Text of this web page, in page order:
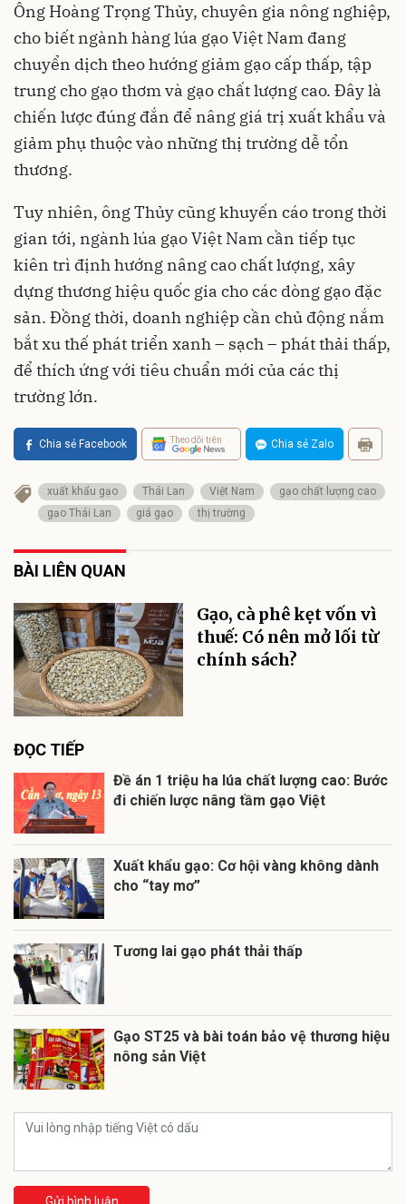
Ông Hoàng Trọng Thủy, chuyên gia nông nghiệp,
cho biết ngành hàng lúa gạo Việt Nam đang
chuyển dịch theo hướng giảm gạo cấp thấp, tập
trung cho gạo thơm và gạo chất lượng cao. Đây là
chiến lược đúng đắn để nâng giá trị xuất khẩu và
giảm phụ thuộc vào những thị trường dễ tổn
thương.
Tuy nhiên, ông Thủy cũng khuyến cáo trong thời
gian tới, ngành lúa gạo Việt Nam cần tiếp tục
kiên trì định hướng nâng cao chất lượng, xây
dựng thương hiệu quốc gia cho các dòng gạo đặc
sản. Đồng thời, doanh nghiệp cần chủ động nắm
bắt xu thế phát triển xanh – sạch – phát thải thấp,
để thích ứng với tiêu chuẩn mới của các thị
trường lớn.
Chia sẻ Facebook Theo dõi trên Chia sẻ Zalo
xuất khẩu gạo Thái Lan Việt Nam
gạo chất lượng cao
gạo Thái Lan
giá gạo thị trường
BÀI LIÊN QUAN
Gạo, cà phê kẹt vốn vì
thuế: Có nên mở lối từ
chính sách?
ĐỌC TIẾP
Đề án 1 triệu ha lúa chất lượng cao: Bước
đi chiến lược nâng tầm gạo Việt
Xuất khẩu gạo: Cơ hội vàng không dành
cho “tay mơ”
Tương lai gạo phát thải thấp
Gạo ST25 và bài toán bảo vệ thương hiệu
nông sản Việt